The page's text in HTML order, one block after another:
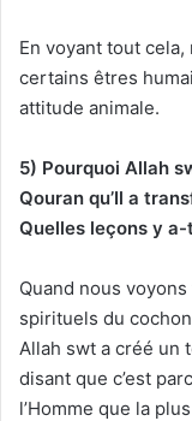
En voyant tout
certains êtres
attitude animale.
5) Pourquoi Allah
Qouran qu’Il a
Quelles leçons y
Quand nous
spirituels du
Allah swt a créé un
disant que c’est
l’Homme que la